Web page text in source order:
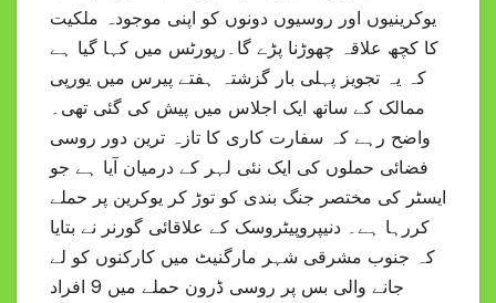
یوکرینیوں اور روسیوں دونوں کو اپنی موجودہ ملکیت
کا کچھ علاقہ چھوڑنا پڑے گا۔رپورٹس میں کہا گیا ہے
کہ یہ تجویز پہلی بار گزشتہ ہفتے پیرس میں یورپی
ممالک کے ساتھ ایک اجلاس میں پیش کی گئی تھی۔
واضح رہے کہ سفارت کاری کا تازہ ترین دور روسی
فضائی حملوں کی ایک نئی لہر کے درمیان آیا ہے جو
ایسٹر کی مختصر جنگ بندی کو توڑ کر یوکرین پر حملے
کررہا ہے۔ دنیپروپیٹروسک کے علاقائی گورنر نے بتایا
کہ جنوب مشرقی شہر مارگنیٹ میں کارکنوں کو لے
جانے والی بس پر روسی ڈرون حملے میں 9 افراد